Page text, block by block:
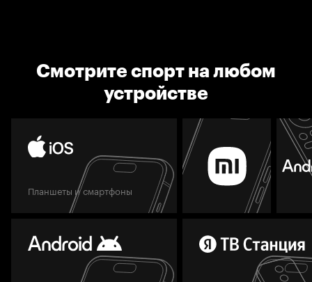
Смотрите спорт на любом
устройстве
Планшеты и смартфоны